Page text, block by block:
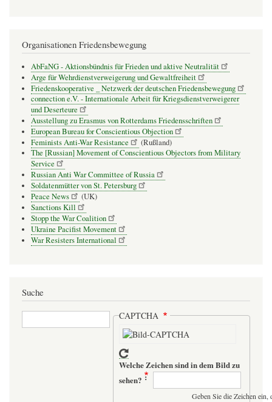
Organisationen Friedensbewegung
AbFaNG - Aktionsbündnis für Frieden und aktive Neutralität
Arge für Wehrdienstverweigerung und Gewaltfreiheit
Friedenskooperative _ Netzwerk der deutschen Friedensbewegung
connection e.V. - Inter­na­tio­nale Arbeit für Kriegs­dienst­ver­wei­gerer
und Deser­teure
Ausstellung zu Erasmus von Rotterdams Friedensschriften
European Bureau for Conscientious Objection
Feminists Anti-War Resistance
(Rußland)
The [Russian] Movement of Conscientious Objectors from Military
Service
Russian Anti War Committee of Russia
Soldatenmütter von St. Petersburg
Peace News
(UK)
Sanctions Kill
Stopp the War Coalition
Ukraine Pacifist Movement
War Resisters International
Suche
Suche CAPTCHA
Welche Zeichen sind in dem Bild zu
sehen?
Geben Sie die Zeichen